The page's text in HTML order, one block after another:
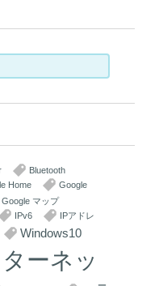
Bluetooth
Home
Google
Google マップ
IPv6
IPアドレ
Windows10
ーネッ